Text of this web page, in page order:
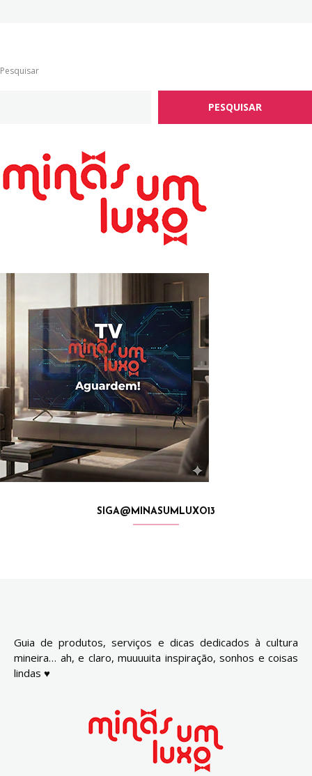
Pesquisar
PESQUISAR
SIGA@MINASUMLUXO13
Guia de produtos, serviços e dicas dedicados à cultura
mineira… ah, e claro, muuuuita inspiração, sonhos e coisas
lindas ♥